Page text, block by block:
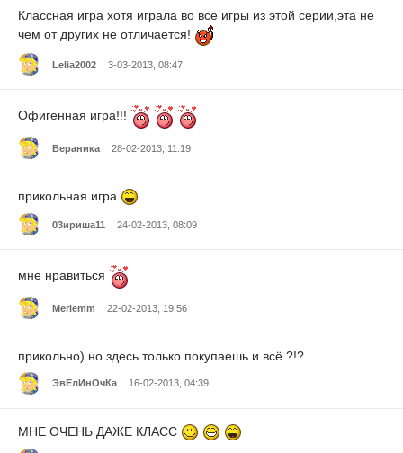
Классная игра хотя играла во все игры из этой серии,эта не
чем от других не отличается!
Lelia2002 3-03-2013, 08:47
Офигенная игра!!!
Вераника 28-02-2013, 11:19
прикольная игра
03ириша11 24-02-2013, 08:09
мне нравиться
Meriemm 22-02-2013, 19:56
прикольно) но здесь только покупаешь и всё ?!?
ЭвЕлИнОчКа 16-02-2013, 04:39
МНЕ ОЧЕНЬ ДАЖЕ КЛАСС